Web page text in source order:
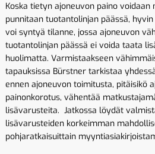
Koska tietyn ajoneuvon paino
punnitaan tuotantolinjan päässä,
voi syntyä tilanne, jossa ajoneuvon
tuotantolinjan päässä ei voida taata
huolimatta. Varmistaakseen
tapauksissa Bürstner tarkistaa
ennen ajoneuvon toimitusta, pitäisikö
painonkorotus, vähentää
lisävarusteita. Jatkossa löydät
lisävarusteiden korkeimman
pohjaratkaisuittain